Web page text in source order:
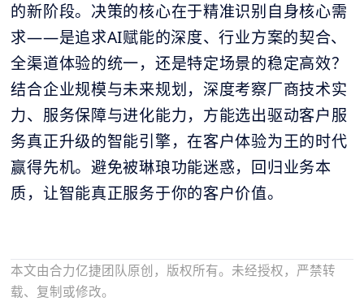
的新阶段。决策的核心在于精准识别自身核心需
求——是追求AI赋能的深度、行业方案的契合、
全渠道体验的统一，还是特定场景的稳定高效？
结合企业规模与未来规划，深度考察厂商技术实
力、服务保障与进化能力，方能选出驱动客户服
务真正升级的智能引擎，在客户体验为王的时代
赢得先机。避免被琳琅功能迷惑，回归业务本
质，让智能真正服务于你的客户价值。
本文由合力亿捷团队原创，版权所有。未经授权，严禁转
载、复制或修改。